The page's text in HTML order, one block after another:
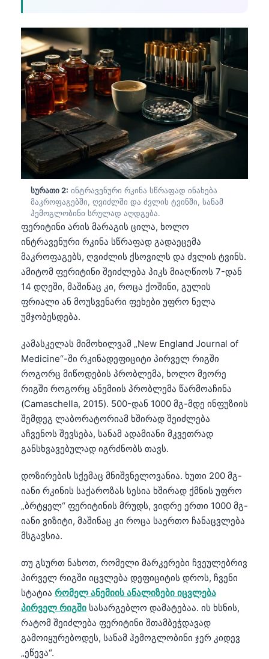
სურათი 2: ინტრავენური რკინა სწრაფად ინახება
მაკროფაგებში, ღვიძლში და ძვლის ტვინში, სანამ
ჰემოგლობინი სრულად აღდგება.
ფერიტინი არის მარაგის ცილა, ხოლო
ინტრავენური რკინა სწრაფად გადაეცემა
მაკროფაგებს, ღვიძლის ქსოვილს და ძვლის ტვინს.
ამიტომ ფერიტინი შეიძლება პიკს მიაღწიოს 7-დან
14 დღეში, მაშინაც კი, როცა ქოშინი, გულის
ფრიალი ან მოუსვენარი ფეხები უფრო ნელა
უმჯობესდება.
კამასკელას მიმოხილვამ „New England Journal of
Medicine“-ში რკინადეფიციტი პირველ რიგში
როგორც მიწოდების პრობლემა, ხოლო მეორე
რიგში როგორც ანემიის პრობლემა წარმოაჩინა
(Camaschella, 2015). 500-დან 1000 მგ-მდე ინფუზიის
შემდეგ ლაბორატორიამ ხშირად შეიძლება
აჩვენოს შევსება, სანამ ადამიანი მკვეთრად
განსხვავებულად იგრძნობს თავს.
დოზირების სქემაც მნიშვნელოვანია. ხუთი 200 მგ-
იანი რკინის საქაროზას სესია ხშირად ქმნის უფრო
„ბრტყელ“ ფერიტინის მრუდს, ვიდრე ერთი 1000 მგ-
იანი ვიზიტი, მაშინაც კი როცა საერთო ჩანაცვლება
მსგავსია.
თუ გსურთ ნახოთ, რომელი მარკერები ჩვეულებრივ
პირველ რიგში იცვლება დეფიციტის დროს, ჩვენი
სტატია რომელ ანემიის ანალიზები იცვლება
პირველ რიგში სასარგებლო დამატებაა. ის ხსნის,
რატომ შეიძლება ფერიტინი შთამბეჭდავად
გამოიყურებოდეს, სანამ ჰემოგლობინი ჯერ კიდევ
„ეწევა“.